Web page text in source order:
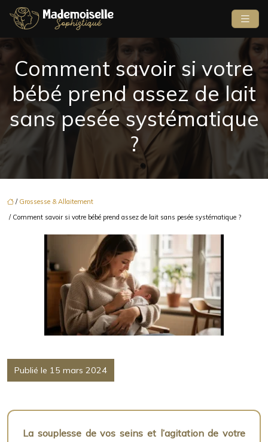
Comment savoir si votre
bébé prend assez de lait
sans pesée systématique
?
/ Grossesse & Allaitement
/ Comment savoir si votre bébé prend assez de lait sans pesée systématique ?
Publié le 15 mars 2024
La souplesse de vos seins et l’agitation de votre